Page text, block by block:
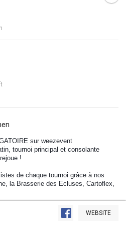
anzeigen
sur weezevent
tournoi principal et consolante
!
de chaque tournoi grâce à nos
la Brasserie des Ecluses, Cartoflex,
sandwichs sur place
WEBSITE
Championship